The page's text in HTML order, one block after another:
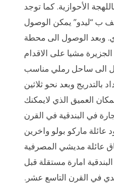
الأحوازية. كما توجد
ب “ليدو” يمكن الوصول
وبعد الوصول الى محطة
مشيا على الاقدام
الى ساحل رملي مناسب
بالتدريج وبعد نحو ثلاثين
العميق الذي لايمكنك
في البندقية في القرن
عائلة ماركو بولو واخرين
عائلة مديشي المصرفية
امارة مستقلة قبل
في القرن التاسع عشر.